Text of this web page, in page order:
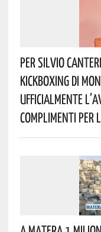
Per Silvio
Kickboxing Di
Ufficialmente
Complimenti Per